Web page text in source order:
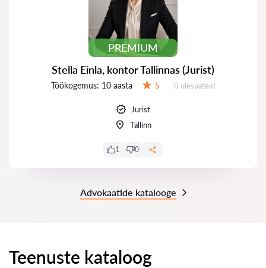
PREMIUM
Stella Einla, kontor Tallinnas (Jurist)
Töökogemus: 10 aasta 5 Ülevaateid:
0 ülevaateid
Jurist
Tallinn
1 0
Advokaatide katalooge
Teenuste kataloog